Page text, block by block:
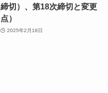
締切）、第18次締切と変更
点）
2025年2月18日